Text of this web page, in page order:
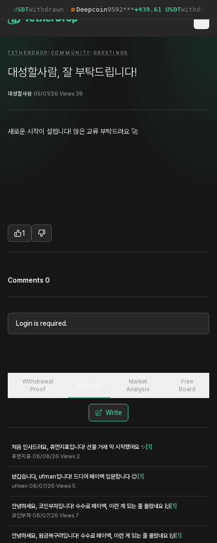
USDTWithdrawn · Deepcoin9592***+439.61 USDTWithdrawn
TETHERDROP · COMMUNITY · GREETINGS
대성할사람, 잘 부탁드립니다!
대성할사람·05/01/26·Views 39
새로운 시작이 설렙니다! 많은 교류 부탁드려요 🚀
1
Comments 0
Login is required.
Withdrawal
Proof
Market
Analysis
Free
Board
Write
처음 인사드려요, 휴먼지표입니다! 선물 거래 막 시작했어요 ✨ [1]
휴먼지표·08/08/26·Views 2
반갑습니다, ufman입니다! 드디어 페이백 입문합니다 😊 [1]
ufman·08/07/26·Views 5
안녕하세요, 코인부자입니다! 수수료 페이백, 이런 게 있는 줄 몰랐네요 🙌 [1]
코인부자·08/07/26·Views 7
안녕하세요, 원금복구러입니다! 수수료 페이백, 이런 게 있는 줄 몰랐네요 🙌 [1]